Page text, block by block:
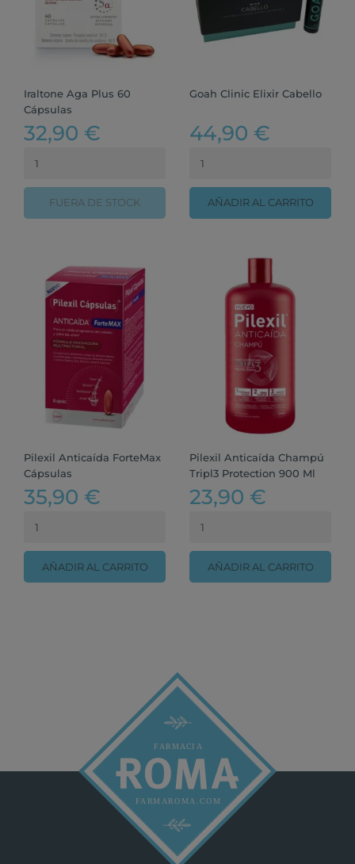
Iraltone Aga Plus 60
Cápsulas
32,90 €
FUERA DE STOCK
Goah Clinic Elixir Cabello
44,90 €
AÑADIR AL CARRITO
Pilexil Anticaída ForteMax
Cápsulas
35,90 €
AÑADIR AL CARRITO
Pilexil Anticaída Champú
Tripl3 Protection 900 Ml
23,90 €
AÑADIR AL CARRITO